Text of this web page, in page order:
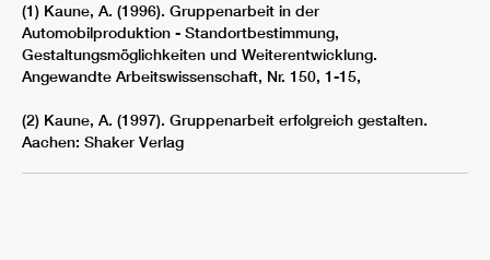
(1) Kaune, A. (1996). Gruppenarbeit in der
Automobilproduktion - Standortbestimmung,
Gestaltungsmöglichkeiten und Weiterentwicklung.
Angewandte Arbeitswissenschaft, Nr. 150, 1-15,
(2) Kaune, A. (1997). Gruppenarbeit erfolgreich gestalten.
Aachen: Shaker Verlag